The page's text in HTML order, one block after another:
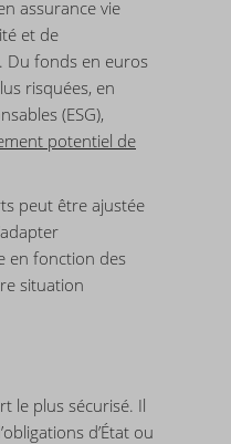
assurance vie
et de
Du fonds en euros
risquées, en
(ESG),
potentiel de
peut être ajustée
en fonction des
situation
le plus sécurisé. Il
d’État ou